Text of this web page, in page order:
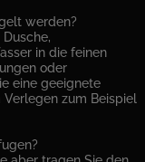
werden?
in die feinen
oder
eine geeignete
zum Beispiel